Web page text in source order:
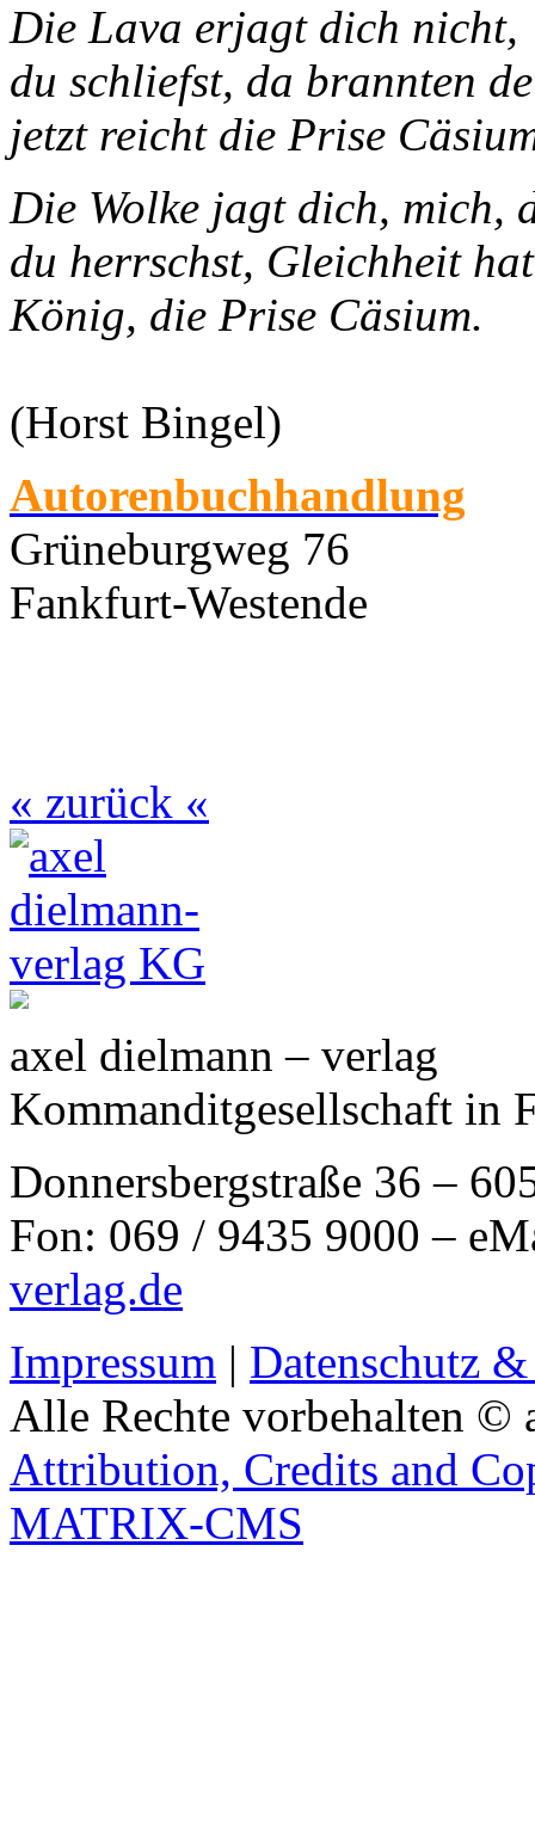
Die Lava erjagt dich nicht,
du schliefst, da brannten
jetzt reicht die Prise
Die Wolke jagt dich, mich,
du herrschst, Gleichheit
König, die Prise Cäsium.
(Horst Bingel)
Autorenbuchhandlung
Grüneburgweg 76
Fankfurt-Westende
« zurück «
axel dielmann – verlag
Kommanditgesellschaft in
Donnersbergstraße 36 –
Fon: 069 / 9435 9000 –
verlag.de
Impressum | Datenschutz
Alle Rechte vorbehalten ©
Attribution, Credits and
MATRIX-CMS